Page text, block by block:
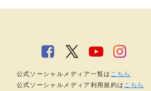
公式ソーシャルメディア一覧は こちら
公式ソーシャルメディア利用規約は こちら